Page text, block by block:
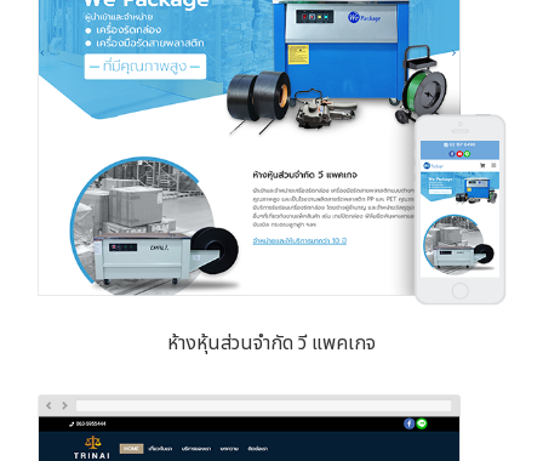
ห้างหุ้นส่วนจำกัด วี แพคเกจ